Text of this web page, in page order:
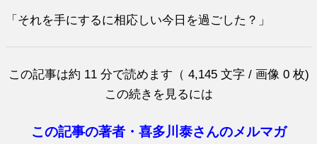
「それを手にするに相応しい今日を過ごした？」
この記事は約 11 分で読めます（ 4,145 文字 / 画像 0 枚)
この続きを見るには
この記事の著者・喜多川泰さんのメルマガ